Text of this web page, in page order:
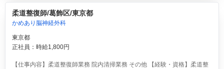
柔道整復師/葛飾区/東京都
かめあり脳神経外科
東京都
正社員：時給1,800円
【仕事内容】柔道整復師業務 院内清掃業務 その他 【経験・資格】柔道整